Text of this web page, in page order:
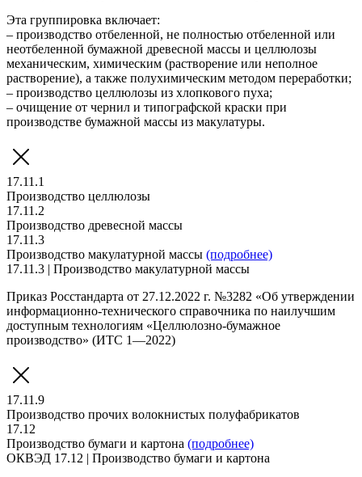
Эта группировка включает:
– производство отбеленной, не полностью отбеленной или
неотбеленной бумажной древесной массы и целлюлозы
механическим, химическим (растворение или неполное
растворение), а также полухимическим методом переработки;
– производство целлюлозы из хлопкового пуха;
– очищение от чернил и типографской краски при
производстве бумажной массы из макулатуры.
17.11.1
Производство целлюлозы
17.11.2
Производство древесной массы
17.11.3
Производство макулатурной массы (подробнее)
17.11.3 | Производство макулатурной массы
Приказ Росстандарта от 27.12.2022 г. №3282 «Об утверждении
информационно-технического справочника по наилучшим
доступным технологиям «Целлюлозно-бумажное
производство» (ИТС 1—2022)
17.11.9
Производство прочих волокнистых полуфабрикатов
17.12
Производство бумаги и картона (подробнее)
ОКВЭД 17.12 | Производство бумаги и картона